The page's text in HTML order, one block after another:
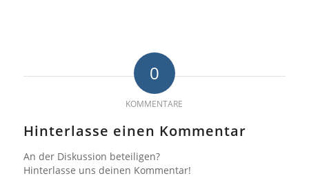
0
KOMMENTARE
Hinterlasse einen Kommentar
An der Diskussion beteiligen?
Hinterlasse uns deinen Kommentar!